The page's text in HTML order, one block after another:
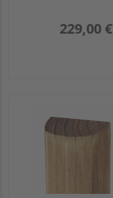
229,00 €